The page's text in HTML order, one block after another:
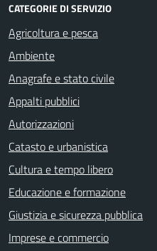
CATEGORIE DI SERVIZIO
Agricoltura e pesca
Ambiente
Anagrafe e stato civile
Appalti pubblici
Autorizzazioni
Catasto e urbanistica
Cultura e tempo libero
Educazione e formazione
Giustizia e sicurezza pubblica
Imprese e commercio